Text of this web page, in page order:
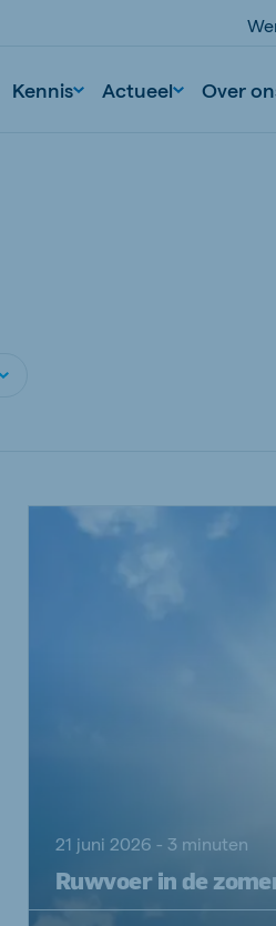
Kennis Actueel Over
21 juni 2026 - 3 minuten
Ruwvoer in de